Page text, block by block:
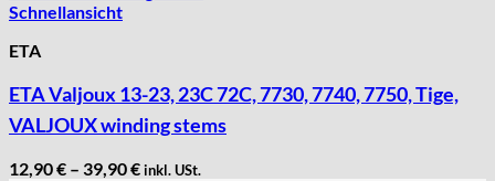
Schnellansicht
ETA
ETA Valjoux 13-23, 23C 72C, 7730, 7740, 7750, Tige,
VALJOUX winding stems
12,90€ – 39,90€inkl. USt.